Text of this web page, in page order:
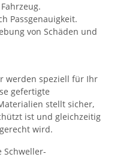
Passgenauigkeit.
von Schäden und
werden speziell für Ihr
gefertigte
stellt sicher,
ist und gleichzeitig
wird.
Schweller-